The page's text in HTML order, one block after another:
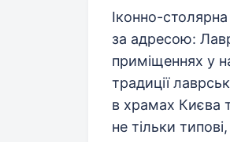
Іконно-
за адресою:
приміщеннях у
традиції
в храмах Києва
не тільки